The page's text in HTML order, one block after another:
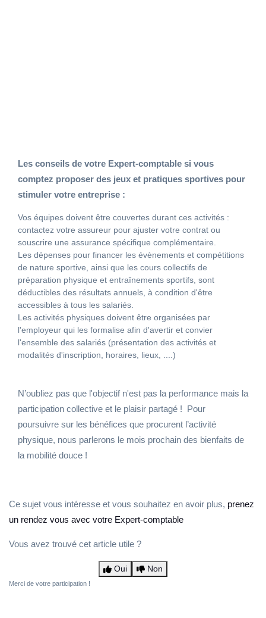
Les conseils de votre Expert-comptable si vous
comptez proposer des jeux et pratiques sportives pour
stimuler votre entreprise :
Vos équipes doivent être couvertes durant ces activités :
contactez votre assureur pour ajuster votre contrat ou
souscrire une assurance spécifique complémentaire.
Les dépenses pour financer les évènements et compétitions
de nature sportive, ainsi que les cours collectifs de
préparation physique et entraînements sportifs, sont
déductibles des résultats annuels, à condition d'être
accessibles à tous les salariés.
Les activités physiques doivent être organisées par
l'employeur qui les formalise afin d'avertir et convier
l'ensemble des salariés (présentation des activités et
modalités d'inscription, horaires, lieux, ....)
N’oubliez pas que l'objectif n'est pas la performance mais la
participation collective et le plaisir partagé ! Pour
poursuivre sur les bénéfices que procurent l’activité
physique, nous parlerons le mois prochain des bienfaits de
la mobilité douce !
Ce sujet vous intéresse et vous souhaitez en avoir plus, prenez
un rendez vous avec votre Expert-comptable
Vous avez trouvé cet article utile ?
Oui Non
Merci de votre participation !